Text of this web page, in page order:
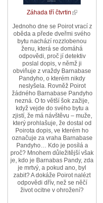
Záhada tří čtvrtin
Jednoho dne se Poirot vrací z
oběda a přede dveřmi svého
bytu nachází rozzlobenou
ženu, která se domáhá
odpovědi, proč jí detektiv
poslal dopis, v němž ji
obviňuje z vraždy Barnabase
Pandyho, o kterém nikdy
neslyšela. Rovněž Poirot
žádného Barnabase Pandyho
nezná. O to větší šok zažije,
když vejde do svého bytu a
zjistí, že má návštěvu – muže,
který prohlašuje, že dostal od
Poirota dopis, ve kterém ho
označuje za vraha Barnabase
Pandyho… Kdo je posílá a
proč? Mnohem důležitější však
je, kdo je Barnabas Pandy, zda
je mrtvý, a pokud ano, byl
zabit? A dokáže Poirot nalézt
odpovědi dřív, než se něčí
život ocitne v ohrožení?